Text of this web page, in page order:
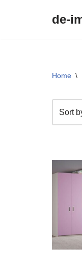
de-
Home \